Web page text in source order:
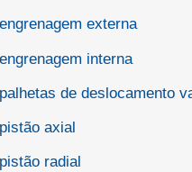
externa
interna
de deslocamento
axial
radial